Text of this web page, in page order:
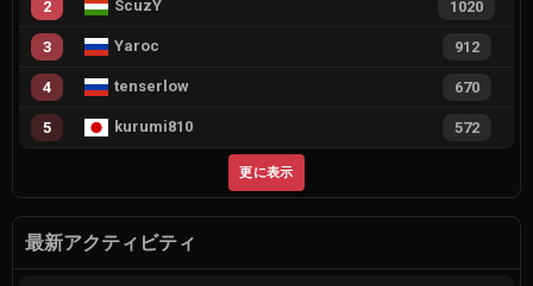
2 ScuzY 1020
3 Yaroc 912
4 tenserlow 670
5 kurumi810 572
更に表示
最新アクティビティ